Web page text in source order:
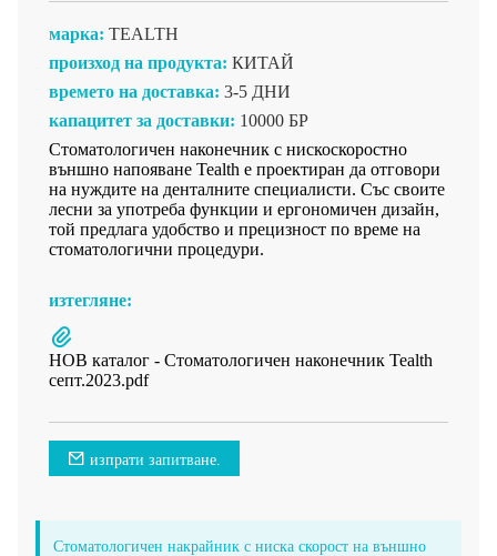
марка: TEALTH
произход на продукта: КИТАЙ
времето на доставка: 3-5 ДНИ
капацитет за доставки: 10000 БР
Стоматологичен наконечник с нискоскоростно
външно напояване Tealth е проектиран да отговори
на нуждите на денталните специалисти. Със своите
лесни за употреба функции и ергономичен дизайн,
той предлага удобство и прецизност по време на
стоматологични процедури.
изтегляне:
НОВ каталог - Стоматологичен наконечник Tealth
септ.2023.pdf
изпрати запитване.
Стоматологичен накрайник с ниска скорост на външно